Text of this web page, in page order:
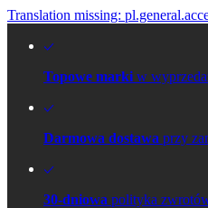
Translation missing:
Topowe marki w
Darmowa dostawa przy
30-dniowa polityka